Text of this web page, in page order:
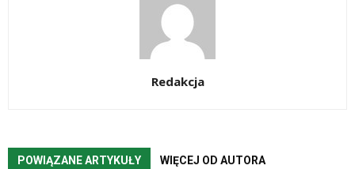
Redakcja
POWIĄZANE ARTYKUŁY WIĘCEJ OD AUTORA